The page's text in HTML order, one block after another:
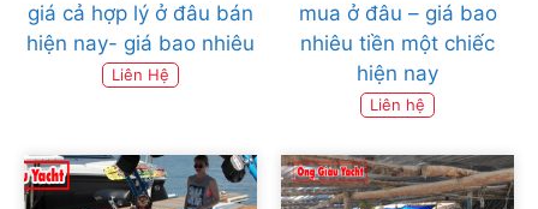
giá cả hợp lý ở đâu bán
hiện nay- giá bao nhiêu
Liên Hệ
mua ở đâu – giá bao
nhiêu tiền một chiếc
hiện nay
Liên hệ